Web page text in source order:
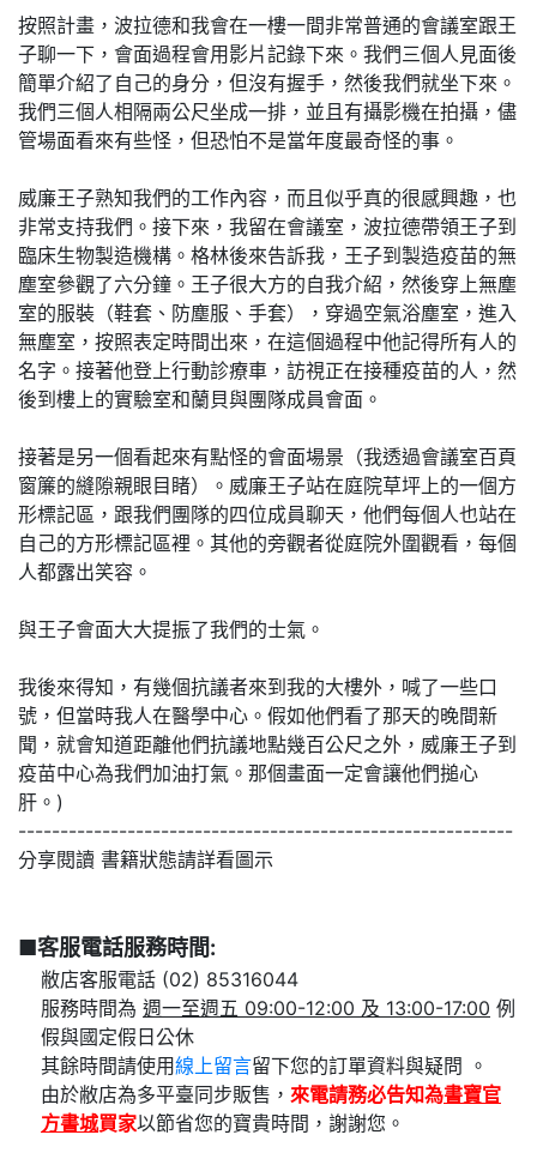
按照計畫，波拉德和我會在一樓一間非常普通的會議室跟王
子聊一下，會面過程會用影片記錄下來。我們三個人見面後
簡單介紹了自己的身分，但沒有握手，然後我們就坐下來。
我們三個人相隔兩公尺坐成一排，並且有攝影機在拍攝，儘
管場面看來有些怪，但恐怕不是當年度最奇怪的事。
威廉王子熟知我們的工作內容，而且似乎真的很感興趣，也
非常支持我們。接下來，我留在會議室，波拉德帶領王子到
臨床生物製造機構。格林後來告訴我，王子到製造疫苗的無
塵室參觀了六分鐘。王子很大方的自我介紹，然後穿上無塵
室的服裝（鞋套、防塵服、手套），穿過空氣浴塵室，進入
無塵室，按照表定時間出來，在這個過程中他記得所有人的
名字。接著他登上行動診療車，訪視正在接種疫苗的人，然
後到樓上的實驗室和蘭貝與團隊成員會面。
接著是另一個看起來有點怪的會面場景（我透過會議室百頁
窗簾的縫隙親眼目睹）。威廉王子站在庭院草坪上的一個方
形標記區，跟我們團隊的四位成員聊天，他們每個人也站在
自己的方形標記區裡。其他的旁觀者從庭院外圍觀看，每個
人都露出笑容。
與王子會面大大提振了我們的士氣。
我後來得知，有幾個抗議者來到我的大樓外，喊了一些口
號，但當時我人在醫學中心。假如他們看了那天的晚間新
聞，就會知道距離他們抗議地點幾百公尺之外，威廉王子到
疫苗中心為我們加油打氣。那個畫面一定會讓他們搥心
肝。)
-----------------------------------------------------------
分享閱讀 書籍狀態請詳看圖示
■客服電話服務時間:
敝店客服電話 (02) 85316044
服務時間為 週一至週五 09:00-12:00 及 13:00-17:00 例
假與國定假日公休
其餘時間請使用線上留言
留下您的訂單資料與疑問 。
由於敝店為多平臺同步販售， 來電請務必告知為書寶官
方書城買家以節省您的寶貴時間，謝謝您。